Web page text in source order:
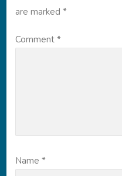
are marked*
Comment*
Name*